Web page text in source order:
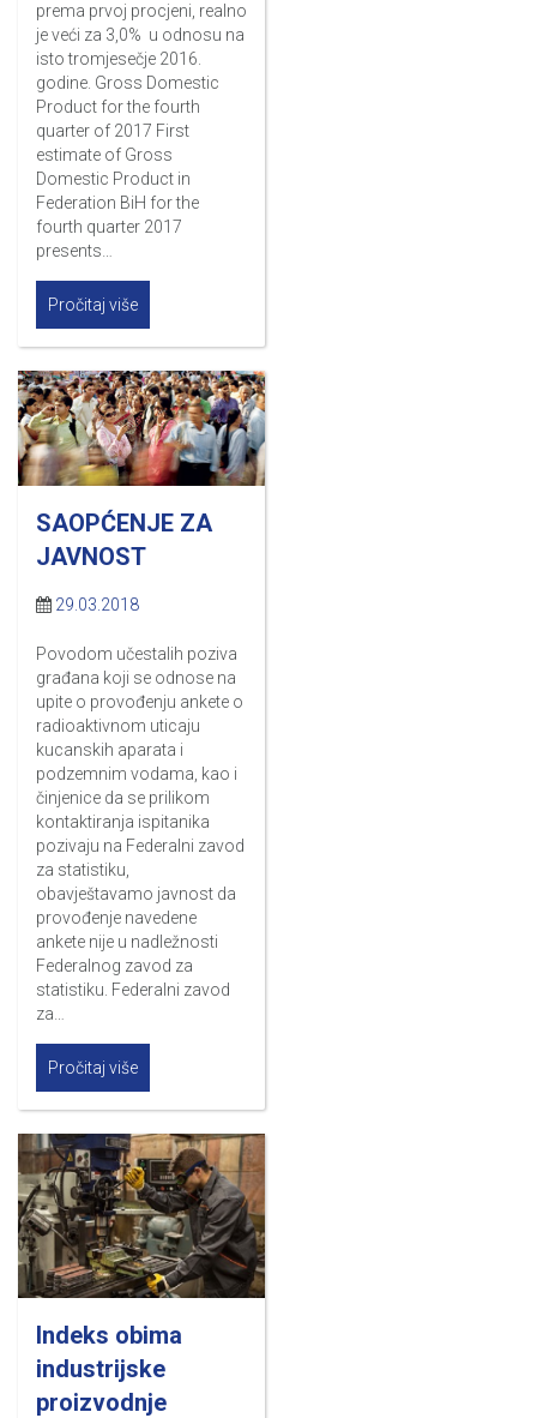
prema prvoj procjeni, realno
je veći za 3,0% u odnosu na
isto tromjesečje 2016.
godine. Gross Domestic
Product for the fourth
quarter of 2017 First
estimate of Gross
Domestic Product in
Federation BiH for the
fourth quarter 2017
presents…
Pročitaj više
SAOPĆENJE ZA
JAVNOST
29.03.2018
Povodom učestalih poziva
građana koji se odnose na
upite o provođenju ankete o
radioaktivnom uticaju
kucanskih aparata i
podzemnim vodama, kao i
činjenice da se prilikom
kontaktiranja ispitanika
pozivaju na Federalni zavod
za statistiku,
obavještavamo javnost da
provođenje navedene
ankete nije u nadležnosti
Federalnog zavod za
statistiku. Federalni zavod
za…
Pročitaj više
Indeks obima
industrijske
proizvodnje